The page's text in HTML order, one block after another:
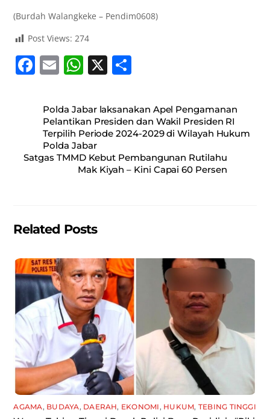
(Burdah Walangkeke – Pendim0608)
Post Views: 274
F
c
e
b
o
E
ai
l
W
at
s
A
p
p
X
ar
e
Polda Jabar laksanakan Apel Pengamanan
Pelantikan Presiden dan Wakil Presiden RI
Terpilih Periode 2024-2029 di Wilayah Hukum
Polda Jabar
Satgas TMMD Kebut Pembangunan Rutilahu
Mak Kiyah – Kini Capai 60 Persen
Related Posts
AGAMA, BUDAYA, DAERAH, EKONOMI, HUKUM, TEBING TINGGI